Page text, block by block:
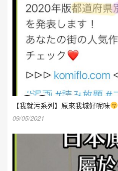
【我就污系列】原來我城好呢味
09/05/2021